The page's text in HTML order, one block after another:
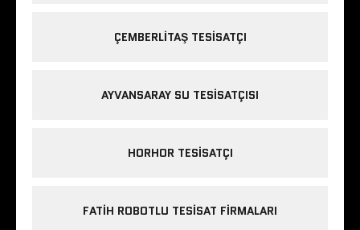
ÇEMBERLITAŞ TESISATÇI
AYVANSARAY SU TESISATÇISI
HORHOR TESISATÇI
FATIH ROBOTLU TESISAT FIRMALARI